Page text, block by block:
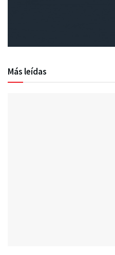
Más leídas